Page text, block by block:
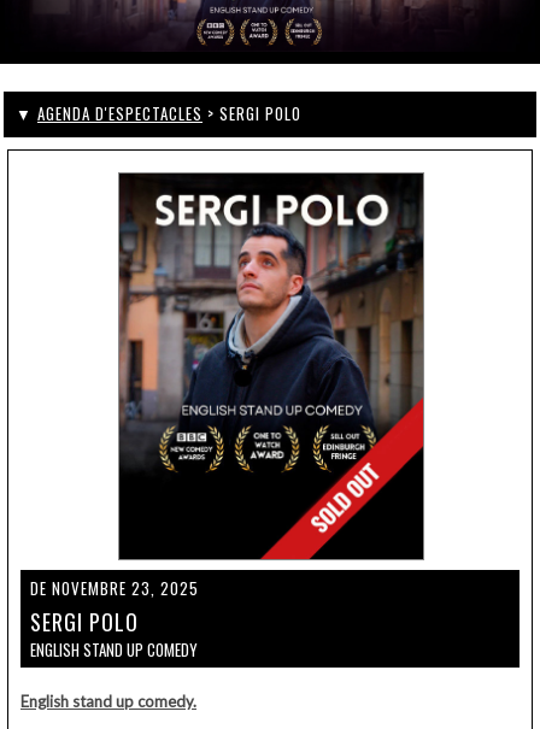
▼ AGENDA D'ESPECTACLES > SERGI POLO
DE NOVEMBRE 23, 2025
SERGI POLO
ENGLISH STAND UP COMEDY
English stand up comedy.